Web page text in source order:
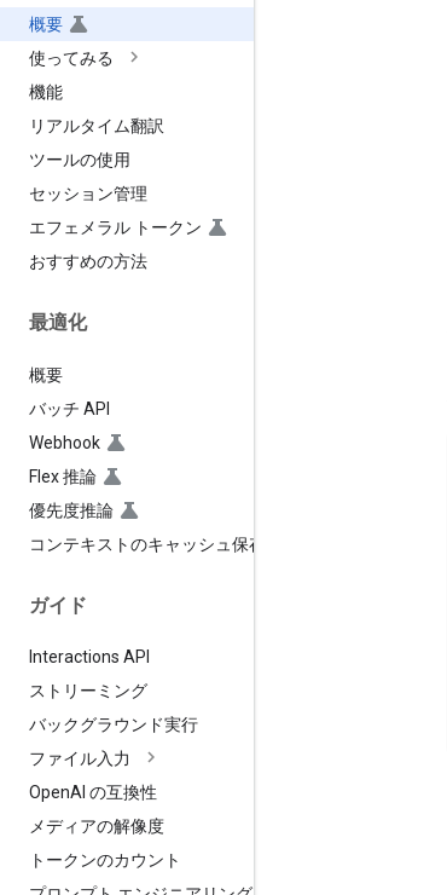
概要
使ってみる
機能
リアルタイム翻訳
ツールの使用
セッション管理
エフェメラル トークン
おすすめの方法
最適化
概要
バッチ API
Webhook
Flex 推論
優先度推論
コンテキストのキャッシュ保存
ガイド
Interactions API
ストリーミング
バックグラウンド実行
ファイル入力
OpenAI の互換性
メディアの解像度
トークンのカウント